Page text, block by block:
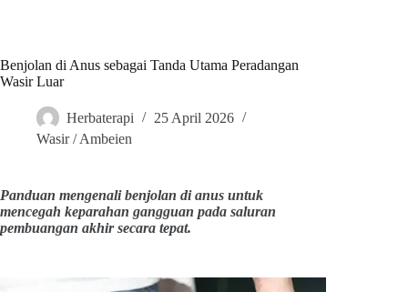
Benjolan di Anus sebagai Tanda Utama Peradangan
Wasir Luar
Herbaterapi
25 April 2026
Wasir / Ambeien
Panduan mengenali benjolan di anus untuk
mencegah keparahan gangguan pada saluran
pembuangan akhir secara tepat.